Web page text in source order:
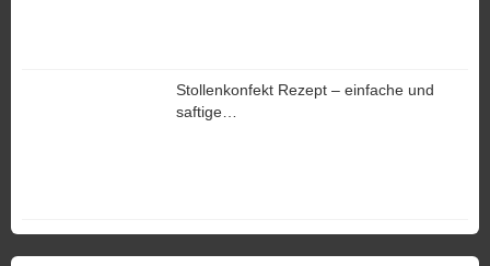
Stollenkonfekt Rezept – einfache und
saftige…